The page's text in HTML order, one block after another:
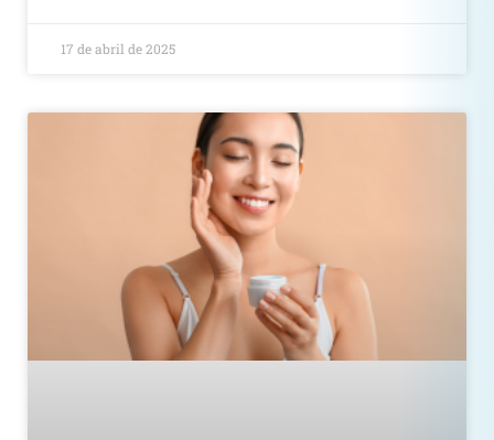
17 de abril de 2025